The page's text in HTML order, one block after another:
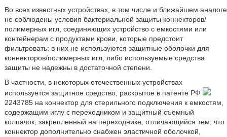
Во всех известных устройствах, в том числе и ближайшем аналоге
не соблюдены условия бактериальной защиты коннекторов/
полимерных игл, соединяющих устройство с емкостями или
контейнерам с продуктами крови, которые предстоит
фильтровать: в них не используются защитные оболочки для
коннекторов/полимерных игл, либо используемые средства
защиты не надежны в достаточной степени.
В частности, в некоторых отечественных устройствах
используется защитное средство, раскрытое в патенте РФ
2243785 на коннектор для стерильного подключения к емкостям,
содержащим иглу с переходником и защитный съемный
колпачок, закрепленный на переходнике, отличающийся тем, что
коннектор дополнительно снабжен эластичной оболочкой,